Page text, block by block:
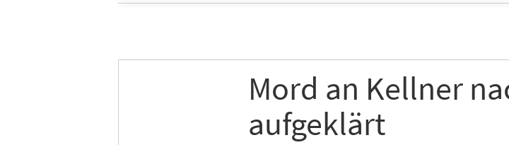
Mord an Kellner
aufgeklärt